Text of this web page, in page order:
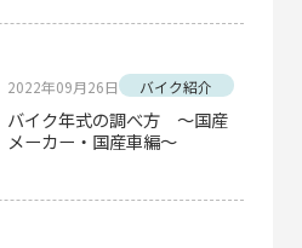
2022年09月26日 バイク紹介
バイク年式の調べ方 ～国産
メーカー・国産車編～